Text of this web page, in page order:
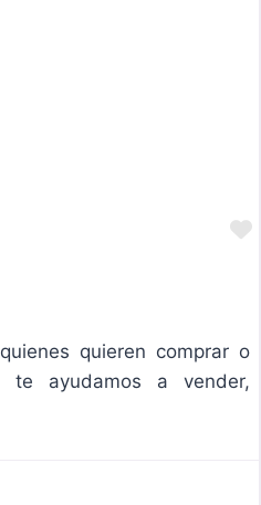
quieren comprar o
te ayudamos a vender,